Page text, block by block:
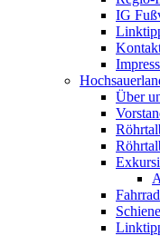
IG
Über
Fahrrad